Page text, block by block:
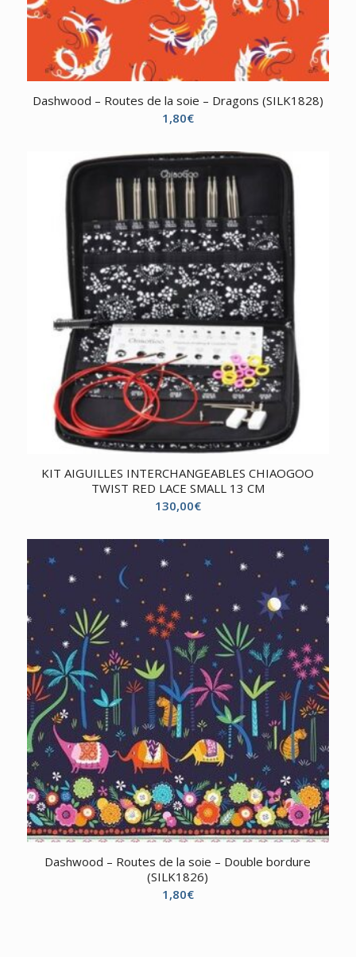
Dashwood – Routes de la soie – Dragons (SILK1828)
1,80€
KIT AIGUILLES INTERCHANGEABLES CHIAOGOO
TWIST RED LACE SMALL 13 CM
130,00€
Dashwood – Routes de la soie – Double bordure
(SILK1826)
1,80€